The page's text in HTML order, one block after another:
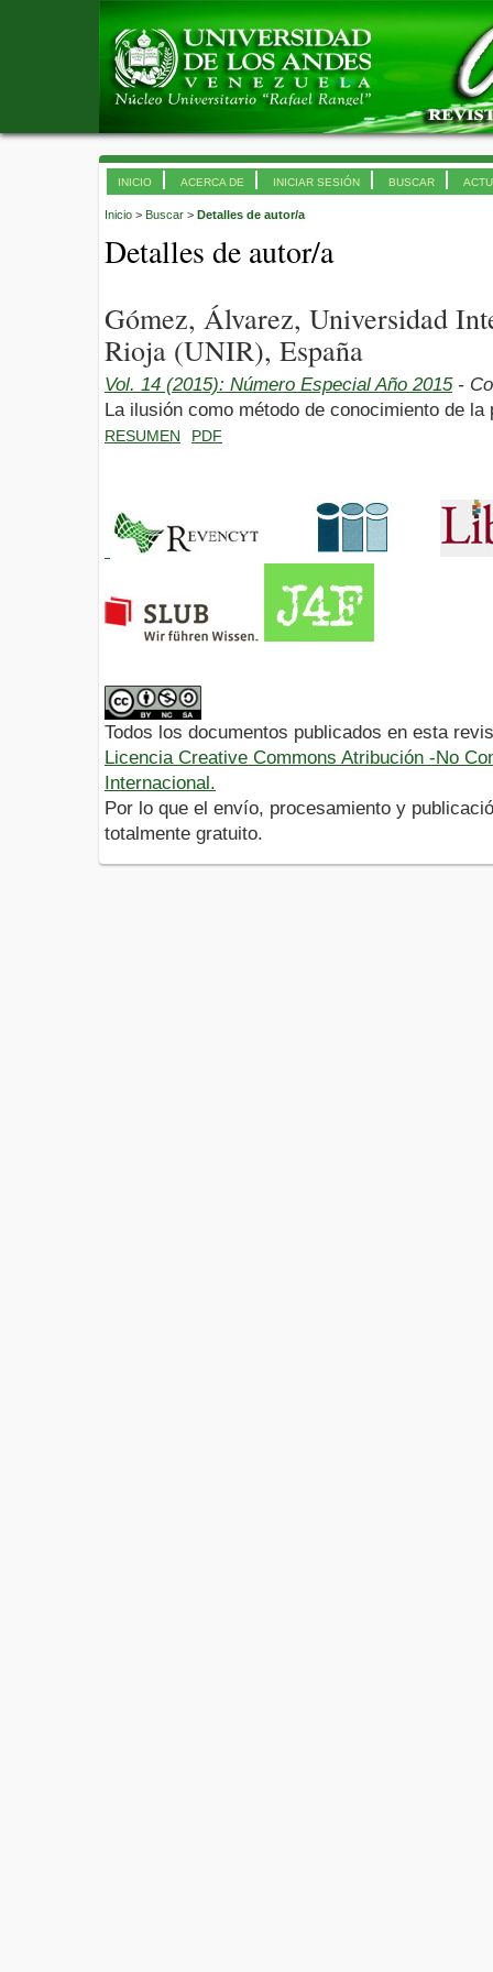
INICIO ACERCA DE INICIAR SESIÓN BUSCAR
Inicio > Buscar > Detalles de autor/a
Detalles de autor/a
Gómez, Álvarez, Universidad
Rioja (UNIR), España
Vol. 14 (2015): Número Especial Año 2015-
La ilusión como método de conocimiento de la
RESUMEN PDF
Todos los documentos publicados en esta
Licencia Creative Commons Atribución -No
Internacional.
Por lo que el envío, procesamiento y
totalmente gratuito.